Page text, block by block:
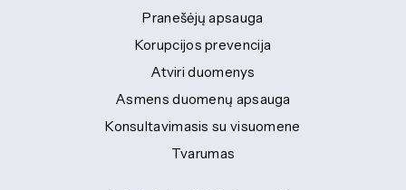
Pranešėjų apsauga
Korupcijos prevencija
Atviri duomenys
Asmens duomenų apsauga
Konsultavimasis su visuomene
Tvarumas